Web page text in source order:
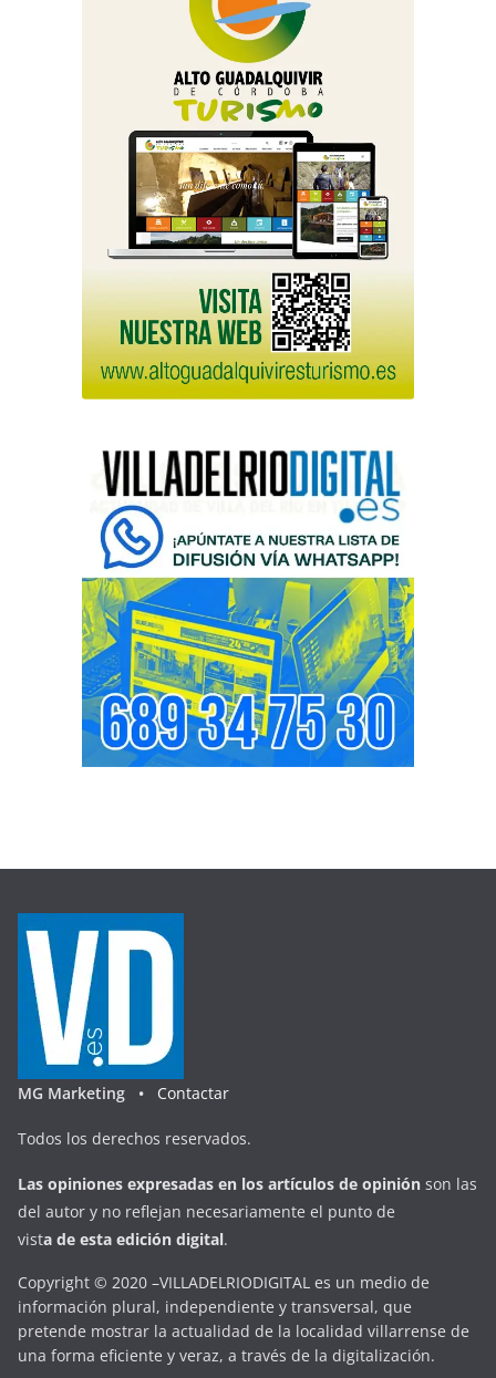
MG Marketing • Contactar
Todos los derechos reservados.
Las opiniones expresadas en los artículos de opinión son las
del autor y no reflejan necesariamente el punto de
vista de esta edición digital.
Copyright © 2020 –VILLADELRIODIGITAL es un medio de
información plural, independiente y transversal, que
pretende mostrar la actualidad de la localidad villarrense de
una forma eficiente y veraz, a través de la digitalización.